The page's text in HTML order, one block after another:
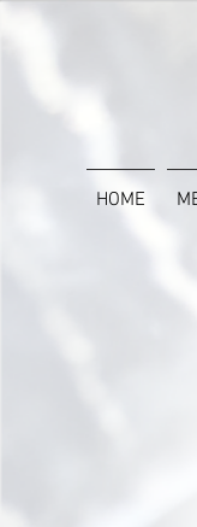
HOME